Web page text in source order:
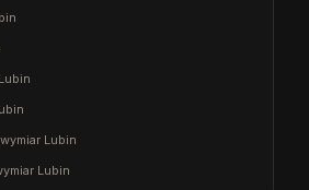
Lubin
Lubin